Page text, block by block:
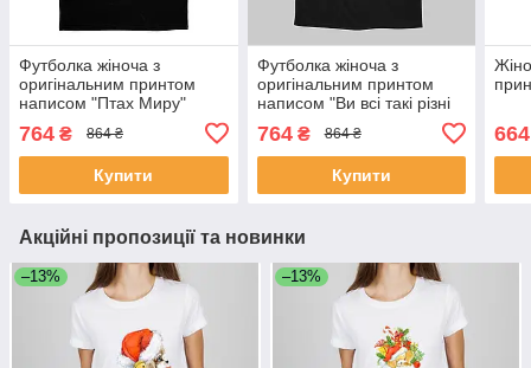
Футболка жіноча з
оригінальним принтом
написом "Птах Миру"
764 ₴ 864 ₴
Купити
Футболка жіноча з
оригінальним принтом
написом "Ви всі такі різні
але задовбали однаково"
Чорний Push IT
764₴ 864 ₴
Купити
664
Акційні пропозиції та новинки
–13% –13%